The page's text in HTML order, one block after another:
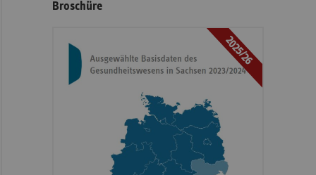
Broschüre
2025/26